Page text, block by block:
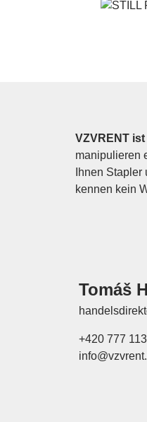
VZVRENT
manipulieren
Ihnen
kennen kein
Tomáš
+420 777